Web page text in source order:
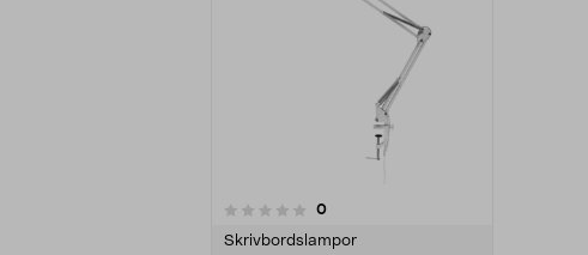
0recensioner
Skrivbordslampor